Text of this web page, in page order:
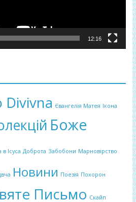
12:16
Divivna Євангелія Матея Ікона
Боже
в Ісуса Доброта Забобони Марновірство
Новини Поезія Похорон
Письмо Скайп